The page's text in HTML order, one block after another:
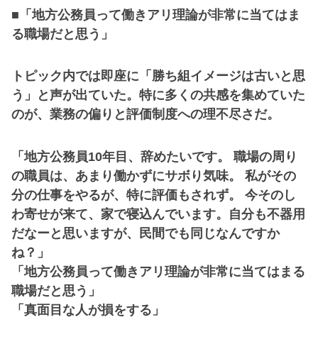
■「地方公務員って働きアリ理論が非常に当てはま
る職場だと思う」
トピック内では即座に「勝ち組イメージは古いと思
う」と声が出ていた。特に多くの共感を集めていた
のが、業務の偏りと評価制度への理不尽さだ。
「地方公務員10年目、辞めたいです。 職場の周り
の職員は、あまり働かずにサボり気味。 私がその
分の仕事をやるが、特に評価もされず。 今そのし
わ寄せが来て、家で寝込んでいます。自分も不器用
だなーと思いますが、民間でも同じなんですか
ね？」
「地方公務員って働きアリ理論が非常に当てはまる
職場だと思う」
「真面目な人が損をする」